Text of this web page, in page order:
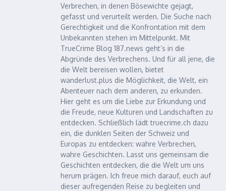
Verbrechen, in denen Bösewichte gejagt,
gefasst und verurteilt werden. Die Suche nach
Gerechtigkeit und die Konfrontation mit dem
Unbekannten stehen im Mittelpunkt. Mit
TrueCrime Blog 187.news geht’s in die
Abgründe des Verbrechens. Und für all jene, die
die Welt bereisen wollen, bietet
wanderlust.plus die Möglichkeit, die Welt, ein
Abenteuer nach dem anderen, zu erkunden.
Hier geht es um die Liebe zur Erkundung und
die Freude, neue Kulturen und Landschaften zu
entdecken. Schließlich lädt truecrime.ch dazu
ein, die dunklen Seiten der Schweiz und
Europas zu entdecken: wahre Verbrechen,
wahre Geschichten. Lasst uns gemeinsam die
Geschichten entdecken, die die Welt um uns
herum prägen. Ich freue mich darauf, euch auf
dieser aufregenden Reise zu begleiten und